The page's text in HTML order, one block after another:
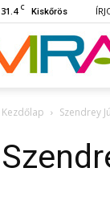
31.4 C Kiskőrös
Kezdőlap Szendrey